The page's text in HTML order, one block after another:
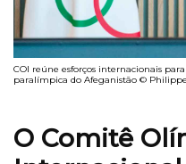
COI reúne esforços internacionais
paralímpica do Afeganistão © Philippe
O Comitê